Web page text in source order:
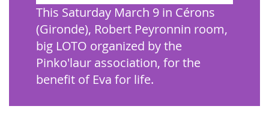
This Saturday March 9 in Cérons
(Gironde), Robert Peyronnin room,
big LOTO organized by the
Pinko'laur association, for the
benefit of Eva for life.